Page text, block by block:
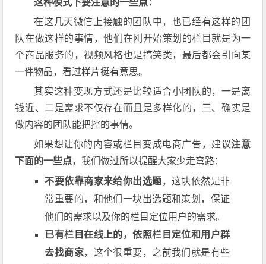
在这几天微信上接触的团队中，也已经有这样的团
队在做这样的事情，他们在刚开始策划的栏目就是为一
个商品服务的，视频风格也是搞笑类，最后都会引向某
一件物品，看过样片挺有意思。
其实这种变现方式还是比较适合小团队的，一是离
钱近、二是需求不仅存在而且是多样化的，三、确实是
做内容的团队能把控的事情。
如果想让你的内容或栏目变成电商广告，建议注意
下面的一些点，我们做过所以提醒大家少走弯路：
不要依靠商家来给你出选题，这块依然是非
常重要的，和他们一块出选题和策划，保证
他们的需求以及你的栏目定位用户的需求。
已有栏目在线上的，依照栏目定位和用户群
去找商家，这个很重要，之前我们就是有些